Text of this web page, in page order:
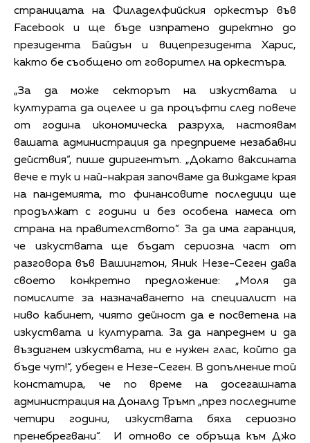
страницата на Филаделфийския оркестър във
Facebook и ще бъде изпратено директно до
президента Байдън и вицепрезидента Харис,
както бе съобщено от говорител на оркестъра.
„За да може секторът на изкуствата и
културата да оцелее и да процъфти след повече
от година икономическа разруха, настоявам
вашата администрация да предприеме незабавни
действия“, пише диригентът. „Докато ваксината
вече е тук и най-накрая започваме да виждаме края
на пандемията, то финансовите последици ще
продължат с години и без особена намеса от
страна на правителството“. За да има гаранция,
че изкуствата ще бъдат сериозна част от
разговора във Вашингтон, Яник Незе-Сеген дава
своето конкретно предложение: „Моля да
помислите за назначаването на специалист на
ниво кабинет, чиято дейност да е посветена на
изкуствата и културата. За да напреднем и да
въздигнем изкуствата, ни е нужен глас, който да
бъде чут!“, убеден е Незе-Сеген. В допълнение той
констатира, че по време на досегашната
администрация на Доналд Тръмп „през последните
четири години, изкуствата бяха сериозно
пренебрегвани“. И отново се обръща към Джо